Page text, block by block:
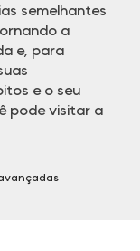
semelhantes
a
e, para
e o seu
pode visitar a